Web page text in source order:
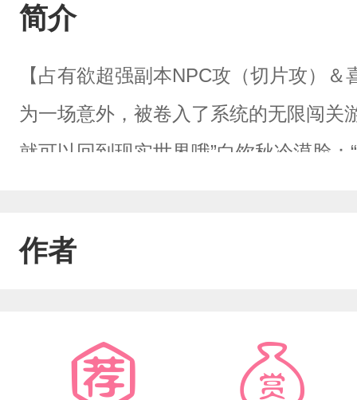
简介
【占有欲超强副本NPC攻（切片攻）
为一场意外，被卷入了系统的无限闯关
就可以回到现实世界哦”白饮秋冷漠脸
秋已经变成小猫窝在老攻怀里睡大觉
险】沉睡千年的吸血鬼被吵醒，展开
发的悲剧……副本五【往生殿】过往如
作者